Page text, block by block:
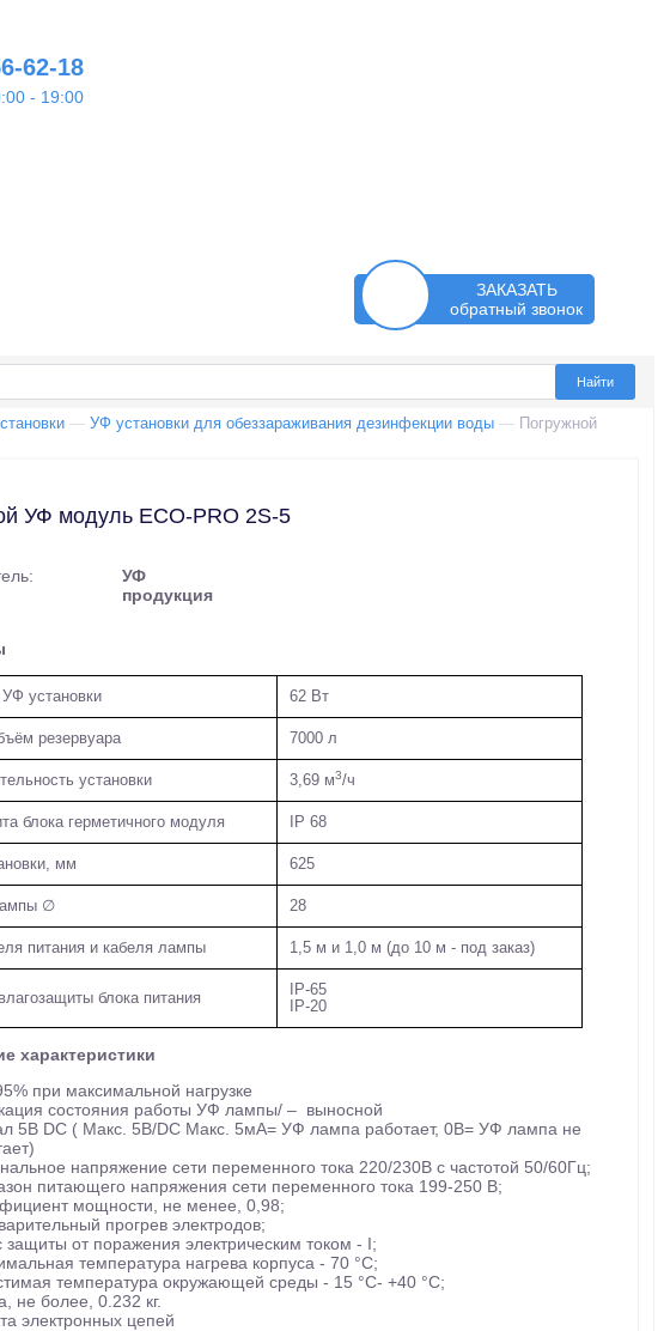
62-18
- 19:00
ЗАКАЗАТЬ
обратный звонок
— УФ установки для обеззараживания дезинфекции воды — Погружной
УФ модуль ECO-PRO 2S-5
УФ
продукция
установки 62 Вт
резервуара 7000 л
установки 3,69 м3/ч
блока герметичного модуля IP 68
мм 625
∅ 28
питания и кабеля лампы 1,5 м и 1,0 м (до 10 м - под заказ)
блока питания
IP-65
IP-20
характеристики
при максимальной нагрузке
состояния работы УФ лампы/ – выносной
5В DC ( Макс. 5В/DC Макс. 5мА= УФ лампа работает, 0В= УФ лампа не
напряжение сети переменного тока 220/230В с частотой 50/60Гц;
питающего напряжения сети переменного тока 199-250 В;
мощности, не менее, 0,98;
прогрев электродов;
защиты от поражения электрическим током - I;
температура нагрева корпуса - 70 °С;
температура окружающей среды - 15 °С- +40 °С;
не более, 0.232 кг.
электронных цепей